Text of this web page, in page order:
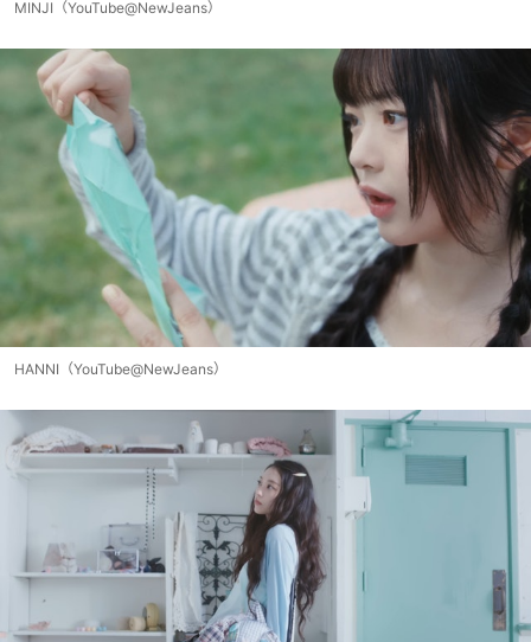
MINJI（YouTube@NewJeans）
HANNI（YouTube@NewJeans）